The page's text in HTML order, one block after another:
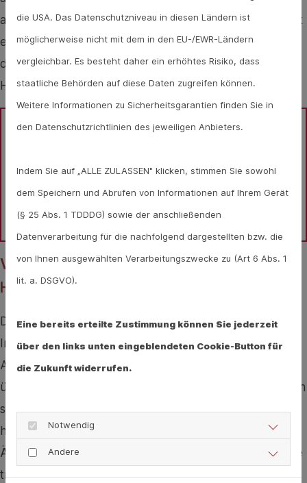
anzuziehen. So können die Pflegestoffe gut über Nacht
einziehen. Dies sollte nach einigen Tagen wirken. Sind
die Risse tiefer und schmerzen, wird es Zeit, zu einem
Hautarzt oder zur medizinischen Fußpflege zu gehen.
gerne.
Hier gelangen Sie zur Expertensuche.
Vorsicht vor Infektionen an trockenen
Hautstellen
Denn wenn die Haut zu sehr geschädigt ist, können
Infektionen auftreten, es kann sogar bis zu einem
Abszess oder einer Blutinfektion kommen. Auch sollte
überprüft werden, was die Ursachen für die Schrunden
sind, denn sie können auf einen Vitaminmangel,
hormonelle Schwankungen oder Diabetes hinweisen.
Äußere Ursachen für Schrunden sind kaltes Wetter, die
trockene Heizungsluft, die falschen Schuhe, allergische
die USA. Das Datenschutzniveau in diesen Ländern ist
möglicherweise nicht mit dem in den EU-/EWR-Ländern
vergleichbar. Es besteht daher ein erhöhtes Risiko, dass
staatliche Behörden auf diese Daten zugreifen können.
Weitere Informationen zu Sicherheitsgarantien finden Sie in
den Datenschutzrichtlinien des jeweiligen Anbieters.
Indem Sie auf „ALLE ZULASSEN" klicken, stimmen Sie sowohl
dem Speichern und Abrufen von Informationen auf Ihrem Gerät
(§ 25 Abs. 1 TDDDG) sowie der anschließenden
Datenverarbeitung für die nachfolgend dargestellten bzw. die
von Ihnen ausgewählten Verarbeitungszwecke zu (Art 6 Abs. 1
lit. a. DSGVO).
Eine bereits erteilte Zustimmung können Sie jederzeit
über den links unten eingeblendeten Cookie-Button für
die Zukunft widerrufen.
Notwendig
Andere